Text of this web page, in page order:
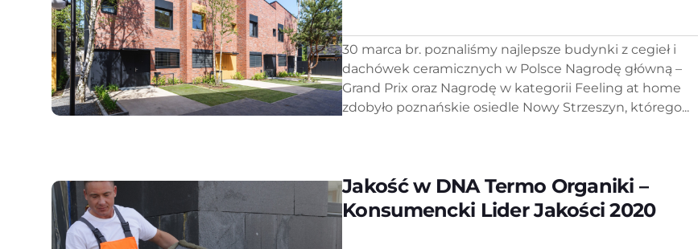
30 marca br. poznaliśmy najlepsze budynki z cegieł i
dachówek ceramicznych w Polsce Nagrodę główną –
Grand Prix oraz Nagrodę w kategorii Feeling at home
zdobyło poznańskie osiedle Nowy Strzeszyn, którego...
Jakość w DNA Termo Organiki –
Konsumencki Lider Jakości 2020